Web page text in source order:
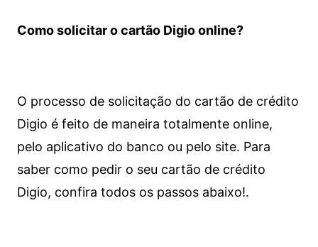
Como solicitar o cartão Digio online?
O processo de solicitação do cartão de crédito
Digio é feito de maneira totalmente online,
pelo aplicativo do banco ou pelo site. Para
saber como pedir o seu cartão de crédito
Digio, confira todos os passos abaixo!.